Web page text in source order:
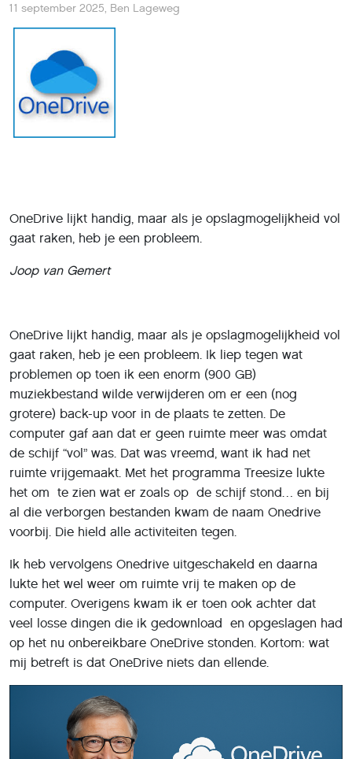
11 september 2025, Ben Lageweg
OneDrive lijkt handig, maar als je opslagmogelijkheid vol
gaat raken, heb je een probleem.
Joop van Gemert
OneDrive lijkt handig, maar als je opslagmogelijkheid vol
gaat raken, heb je een probleem. Ik liep tegen wat
problemen op toen ik een enorm (900 GB)
muziekbestand wilde verwijderen om er een (nog
grotere) back-up voor in de plaats te zetten. De
computer gaf aan dat er geen ruimte meer was omdat
de schijf “vol” was. Dat was vreemd, want ik had net
ruimte vrijgemaakt. Met het programma Treesize lukte
het om te zien wat er zoals op de schijf stond… en bij
al die verborgen bestanden kwam de naam Onedrive
voorbij. Die hield alle activiteiten tegen.
Ik heb vervolgens Onedrive uitgeschakeld en daarna
lukte het wel weer om ruimte vrij te maken op de
computer. Overigens kwam ik er toen ook achter dat
veel losse dingen die ik gedownload en opgeslagen had
op het nu onbereikbare OneDrive stonden. Kortom: wat
mij betreft is dat OneDrive niets dan ellende.